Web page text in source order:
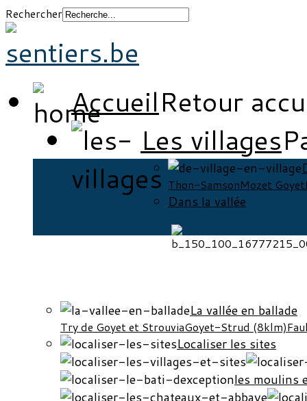
Rechercher
AccueilRetour
Les villages
Thon-SamsonMozet Goyet
Dans la vallée
La vallée en ballade
Try de Goyet et StrouviaGoyet-Strud (8klm)
Localiser les sites
les moulins